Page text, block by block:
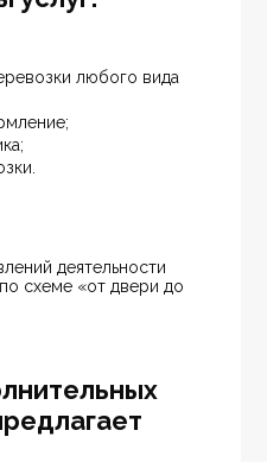
любого вида
деятельности
схеме «от двери до